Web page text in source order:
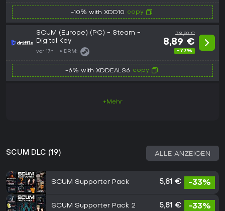
-10% with XDD10 copy
SCUM (Europe) (PC) - Steam -
Digital Key
vor 17h DRM:
38,99 €
8,89 €
-77%
-6% with XDDEALS6 copy
+Mehr
SCUM DLC (19) ALLE ANZEIGEN
SCUM Supporter Pack 5,81 € -33%
SCUM Supporter Pack 2 5,81 € -33%